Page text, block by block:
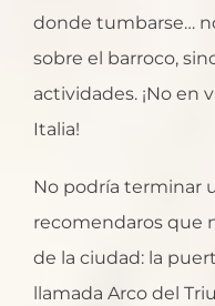
donde tumbarse…
sobre el barroco,
actividades. ¡No en
Italia!
No podría terminar
recomendaros que
de la ciudad: la
llamada Arco del